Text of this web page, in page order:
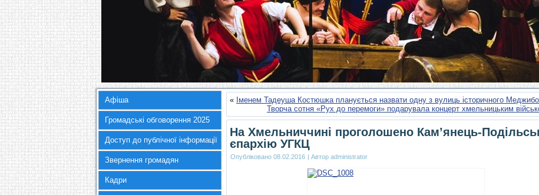
Афіша
Громадські обговорення 2025
Доступ до публічної інформації
Звернення громадян
Кадри
« Іменем Тадеуша Костюшка планується назвати одну з вулиць історичного
Творча сотня «Рух до перемоги» подарувала концерт хмельницьким
На Хмельниччині проголошено Кам’янець-
єпархію УГКЦ
Опубліковано 08.02.2016 | Автор administrator